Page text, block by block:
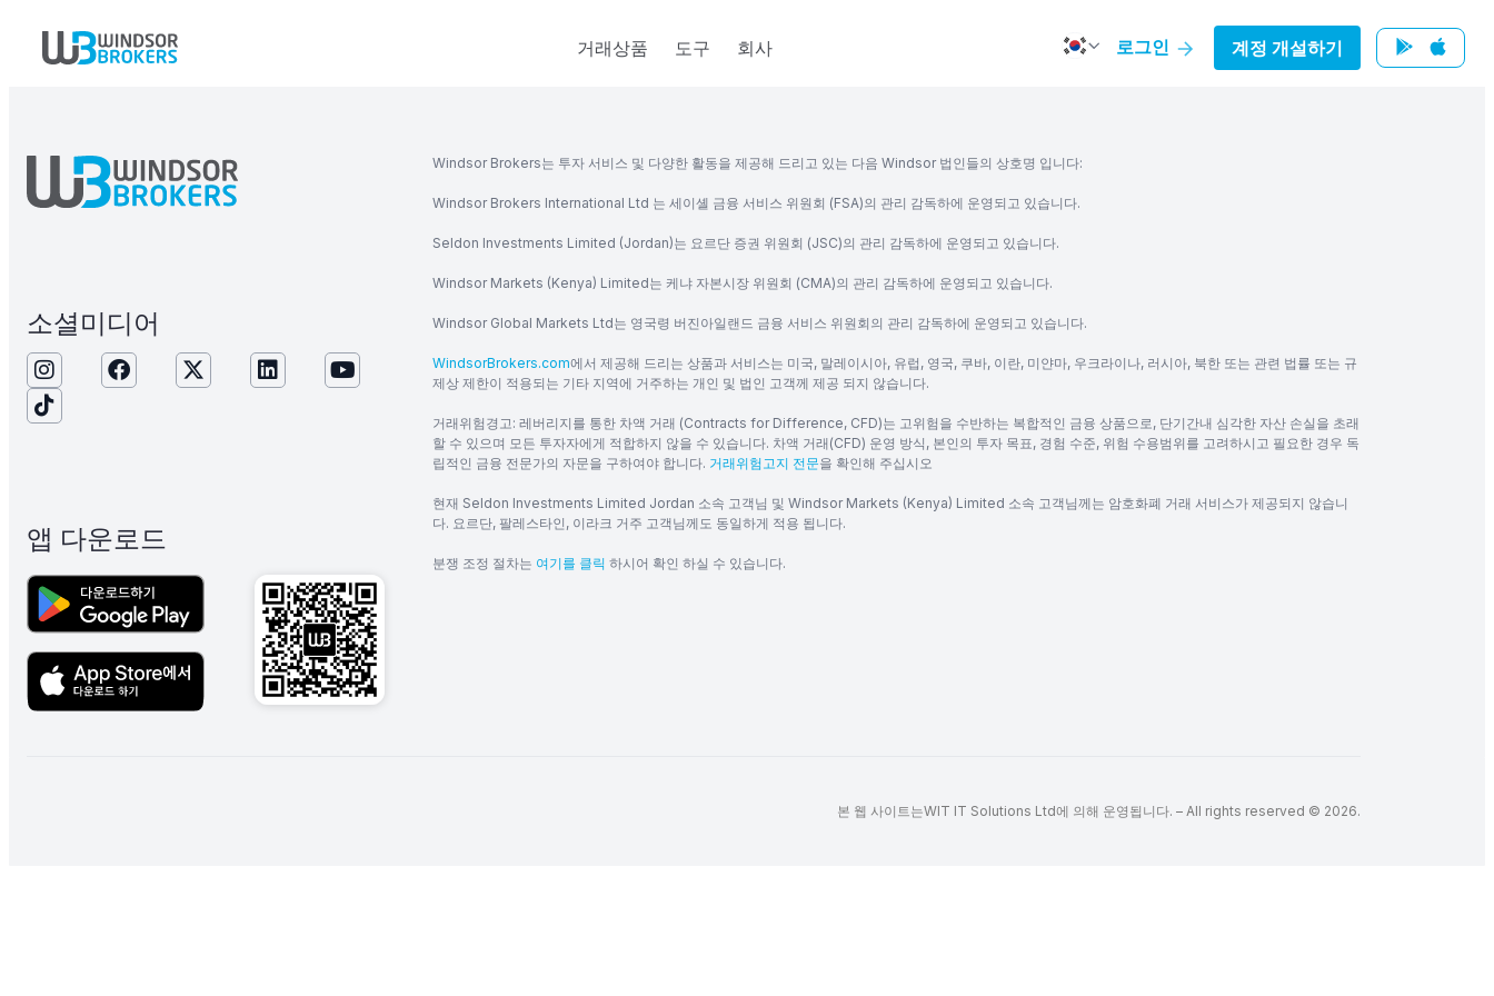
거래상품 도구 회사 로그인 계정 개설하기
소셜미디어
앱 다운로드
Windsor Brokers는 투자 서비스 및 다양한 활동을 제공해 드리고 있는 다음 Windsor 법인들의 상호명 입니다:
Windsor Brokers International Ltd 는 세이셸 금융 서비스 위원회 (FSA)의 관리 감독하에 운영되고 있습니다.
Seldon Investments Limited (Jordan)는 요르단 증권 위원회 (JSC)의 관리 감독하에 운영되고 있습니다.
Windsor Markets (Kenya) Limited는 케냐 자본시장 위원회 (CMA)의 관리 감독하에 운영되고 있습니다.
Windsor Global Markets Ltd는 영국령 버진아일랜드 금융 서비스 위원회의 관리 감독하에 운영되고 있습니다.
WindsorBrokers.com에서 제공해 드리는 상품과 서비스는 미국, 말레이시아, 유럽, 영국, 쿠바, 이란, 미얀마, 우크라이나, 러시아, 북한 또는 관련 법률 또는 규
제상 제한이 적용되는 기타 지역에 거주하는 개인 및 법인 고객께 제공 되지 않습니다.
거래위험경고: 레버리지를 통한 차액 거래 (Contracts for Difference, CFD)는 고위험을 수반하는 복합적인 금융 상품으로, 단기간내 심각한 자산 손실을 초래
할 수 있으며 모든 투자자에게 적합하지 않을 수 있습니다. 차액 거래(CFD) 운영 방식, 본인의 투자 목표, 경험 수준, 위험 수용범위를 고려하시고 필요한 경우 독
립적인 금융 전문가의 자문을 구하여야 합니다. 거래위험고지 전문을 확인해 주십시오
현재 Seldon Investments Limited Jordan 소속 고객님 및 Windsor Markets (Kenya) Limited 소속 고객님께는 암호화폐 거래 서비스가 제공되지 않습니
다. 요르단, 팔레스타인, 이라크 거주 고객님께도 동일하게 적용 됩니다.
분쟁 조정 절차는 여기를 클릭 하시어 확인 하실 수 있습니다.
본 웹 사이트는WIT IT Solutions Ltd에 의해 운영됩니다. – All rights reserved © 2026.